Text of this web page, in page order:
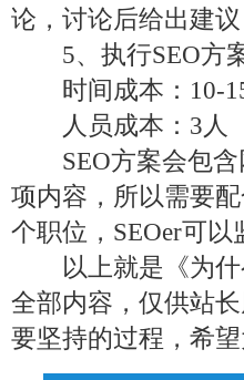
论，讨论后给出建议
5、执行SEO方
时间成本：10-
人员成本：3人
SEO方案会包含
项内容，所以需要
个职位，SEOer可
以上就是《为什
全部内容，仅供站
要坚持的过程，希望